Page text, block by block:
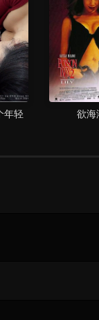
年轻
欲海